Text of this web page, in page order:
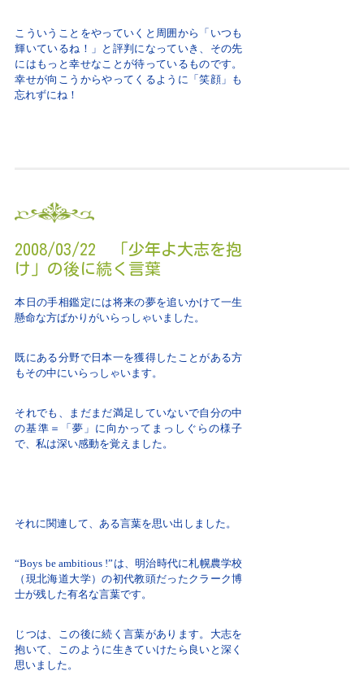
こういうことをやっていくと周囲から「いつも
輝いているね！」と評判になっていき、その先
にはもっと幸せなことが待っているものです。
幸せが向こうからやってくるように「笑顔」も
忘れずにね！
2008/03/22 「少年よ大志を抱
け」の後に続く言葉
本日の手相鑑定には将来の夢を追いかけて一生
懸命な方ばかりがいらっしゃいました。
既にある分野で日本一を獲得したことがある方
もその中にいらっしゃいます。
それでも、まだまだ満足していないで自分の中
の基準＝「夢」に向かってまっしぐらの様子
で、私は深い感動を覚えました。
それに関連して、ある言葉を思い出しました。
“Boys be ambitious !”は、明治時代に札幌農学校
（現北海道大学）の初代教頭だったクラーク博
士が残した有名な言葉です。
じつは、この後に続く言葉があります。大志を
抱いて、このように生きていけたら良いと深く
思いました。